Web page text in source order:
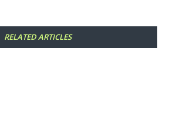
RELATED ARTICLES